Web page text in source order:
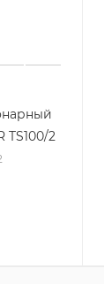
TS100/2